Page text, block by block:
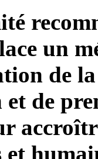
un
de
de